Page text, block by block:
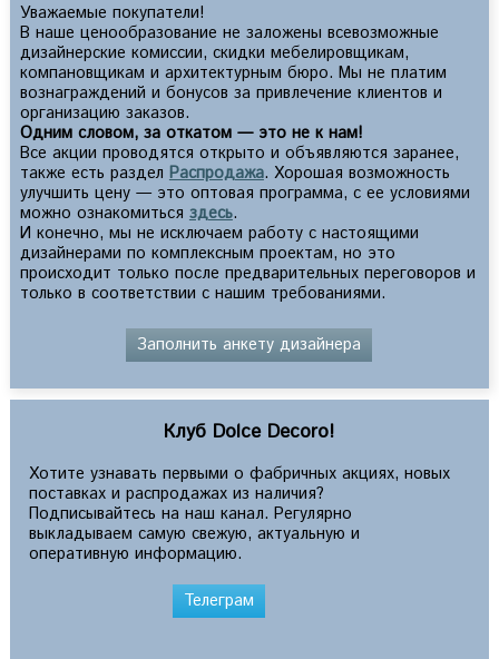
Уважаемые покупатели!
В наше ценообразование не заложены всевозможные
дизайнерские комиссии, скидки мебелировщикам,
компановщикам и архитектурным бюро. Мы не платим
вознаграждений и бонусов за привлечение клиентов и
организацию заказов.
Одним словом, за откатом — это не к нам!
Все акции проводятся открыто и объявляются заранее,
также есть раздел Распродажа. Хорошая возможность
улучшить цену — это оптовая программа, с ее условиями
можно ознакомиться здесь.
И конечно, мы не исключаем работу с настоящими
дизайнерами по комплексным проектам, но это
происходит только после предварительных переговоров и
только в соответствии с нашим требованиями.
Заполнить анкету дизайнера
Клуб Dolce Decoro!
Хотите узнавать первыми о фабричных акциях, новых
поставках и распродажах из наличия?
Подписывайтесь на наш канал. Регулярно
выкладываем самую свежую, актуальную и
оперативную информацию.
Телеграм